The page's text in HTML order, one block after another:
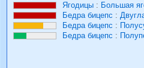
Ягодицы : Большая
Бедра бицепс :
Бедра бицепс :
Бедра бицепс :